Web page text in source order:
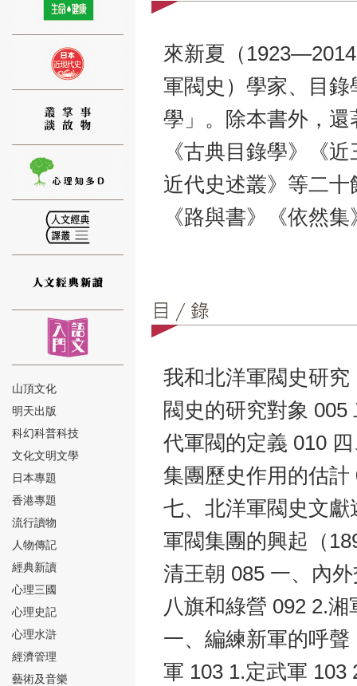
⑫
⑬
⑭
⑮
山頂文化
明天出版
科幻科普科技
文化文明文學
日本專題
香港專題
流行讀物
人物傳記
經典新讀
心理三國
心理史記
心理水滸
經濟管理
藝術及音樂
來新夏（
軍閥史）學家、目
學」。除本書外，
《古典目錄學》《
近代史述叢》等二
《路與書》《依然
我和北洋軍閥史研
閥史的研究對象
代軍閥的定義 010
集團歷史作用的估
七、北洋軍閥史文
軍閥集團的興起（
清王朝 085 一、內
八旗和綠營 092 2.
一、編練新軍的呼
軍 103 1.定武軍 103